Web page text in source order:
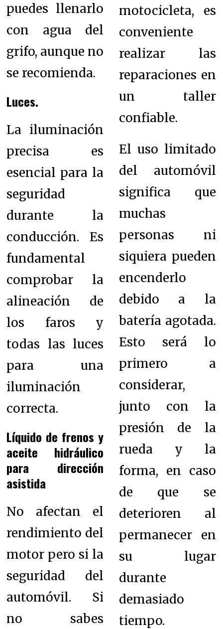
puedes llenarlo
con agua del
grifo, aunque no
se recomienda.
Luces.
La iluminación
precisa es
esencial para la
seguridad
durante la
conducción. Es
fundamental
comprobar la
alineación de
los faros y
todas las luces
para una
iluminación
correcta.
Líquido de frenos y
aceite hidráulico
para dirección
asistida
No afectan el
rendimiento del
motor pero si la
seguridad del
automóvil. Si
no sabes
motocicleta, es
conveniente
realizar las
reparaciones en
un taller
confiable.
El uso limitado
del automóvil
significa que
muchas
personas ni
siquiera pueden
encenderlo
debido a la
batería agotada.
Esto será lo
primero a
considerar,
junto con la
presión de la
rueda y la
forma, en caso
de que se
deterioren al
permanecer en
su lugar
durante
demasiado
tiempo.